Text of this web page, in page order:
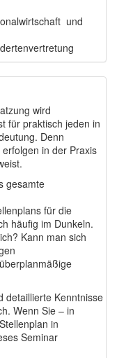
und
wird
für praktisch jeden in
Denn
in der Praxis
gesamte
für die
häufig im Dunkeln.
Kann man sich
detaillierte Kenntnisse
Wenn Sie – in
in
Seminar